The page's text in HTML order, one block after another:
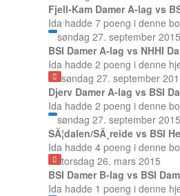
Fjell-Kam Damer A-lag vs
Ida hadde 7 poeng i denne
søndag 27. september 2015
BSI Damer A-lag vs NHHI
Ida hadde 2 poeng i denne
søndag 27. september
Djerv Damer A-lag vs BSI
Ida hadde 2 poeng i denne
søndag 27. september 2015
SÃ¦dalen/SÃ¸reide vs BSI
Ida hadde 4 poeng i denne
torsdag 26. mars 2015
BSI Damer B-lag vs BSI
Ida hadde 1 poeng i denne